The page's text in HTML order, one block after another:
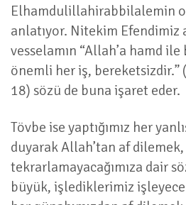
Elhamdulillahirabbilalemin
anlatıyor. Nitekim Efendimiz
vesselamın “Allah’a hamd
önemli her iş, bereketsizdir.”
18) sözü de buna işaret eder.
Tövbe ise yaptığımız her
duyarak Allah’tan af
tekrarlamayacağımıza dair
büyük, işlediklerimiz